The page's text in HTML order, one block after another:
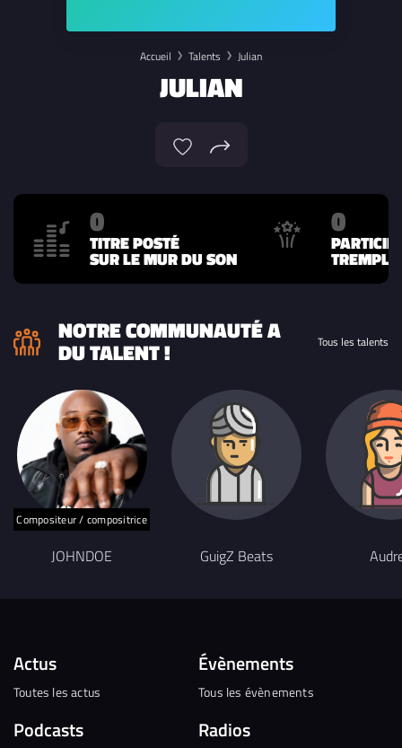
Accueil Talents Julian
JULIAN
0
TITRE POSTÉ
SUR LE MUR DU SON
0
NOTRE COMMUNAUTÉ A
DU TALENT ! Tous les talents
Compositeur / compositrice
JOHNDOE GuigZ Beats
Actus
Toutes les actus
Podcasts
Évènements
Tous les évènements
Radios